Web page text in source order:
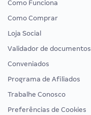
Como Funciona
Como Comprar
Loja Social
Validador de documentos
Conveniados
Programa de Afiliados
Trabalhe Conosco
Preferências de Cookies